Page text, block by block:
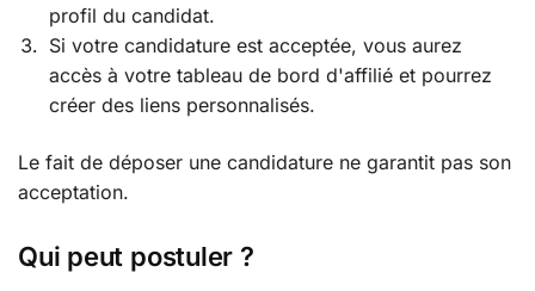
profil du candidat.
Si votre candidature est acceptée, vous aurez
accès à votre tableau de bord d'affilié et pourrez
créer des liens personnalisés.
Le fait de déposer une candidature ne garantit pas son
acceptation.
Qui peut postuler ?